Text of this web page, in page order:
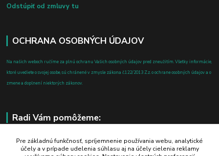
Odstúpiť od zmluvy tu
OCHRANA OSOBNÝCH ÚDAJOV
Na našich weboch ručíme za plnú ochranu Vašich osobných údajov pred zneužitím. Všetky informácie,
ktoré uvediete o svojej osobe, sú chránené v zmysle zákona č.122/2013 Z.z. o ochrane osobných údajov a o
zmene a doplnení niektorých zákonov.
Radi Vám pomôžeme:
+421 908 700 612
po-pia: 8.00 - 16.00
Pre základnú funkčnosť, spríjemnenie používania webu, analytické
účely a v prípade udelenia súhlasu aj na účely cielenia reklamy